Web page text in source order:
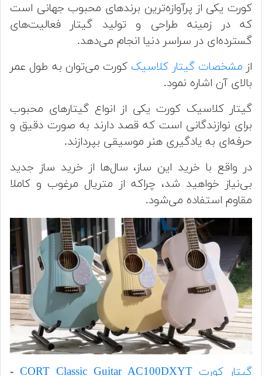
کورت یکی از پرآوازه‌ترین برندهای محبوب جهانی است
که در زمینه طراحی و تولید گیتار فعالیت‌های
گسترده‌ای در سراسر دنیا انجام می‌دهد.
از مشخصات گیتار کلاسیک کورت می‌توان به طول عمر
بالای آن اشاره نمود.
گیتار کلاسیک کورت یکی از انواع گیتارهای محبوب
برای نوازندگانی است که قصد دارند به صورت دقیق و
حرفه‌ای به یادگیری هنر موسیقی بپردازند.
در واقع با خرید این ساز، سال‌ها از خرید ساز جدید
بی‌نیاز خواهید شد، چراکه از متریال مرغوب و کاملا
مقاوم استفاده می‌شود.
گیتار کورت CORT Classic Guitar AC100DXYT -